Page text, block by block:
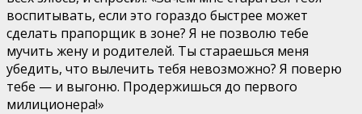
воспитывать, если это гораздо быстрее может
сделать прапорщик в зоне? Я не позволю тебе
мучить жену и родителей. Ты стараешься меня
убедить, что вылечить тебя невозможно? Я поверю
тебе — и выгоню. Продержишься до первого
милиционера!»